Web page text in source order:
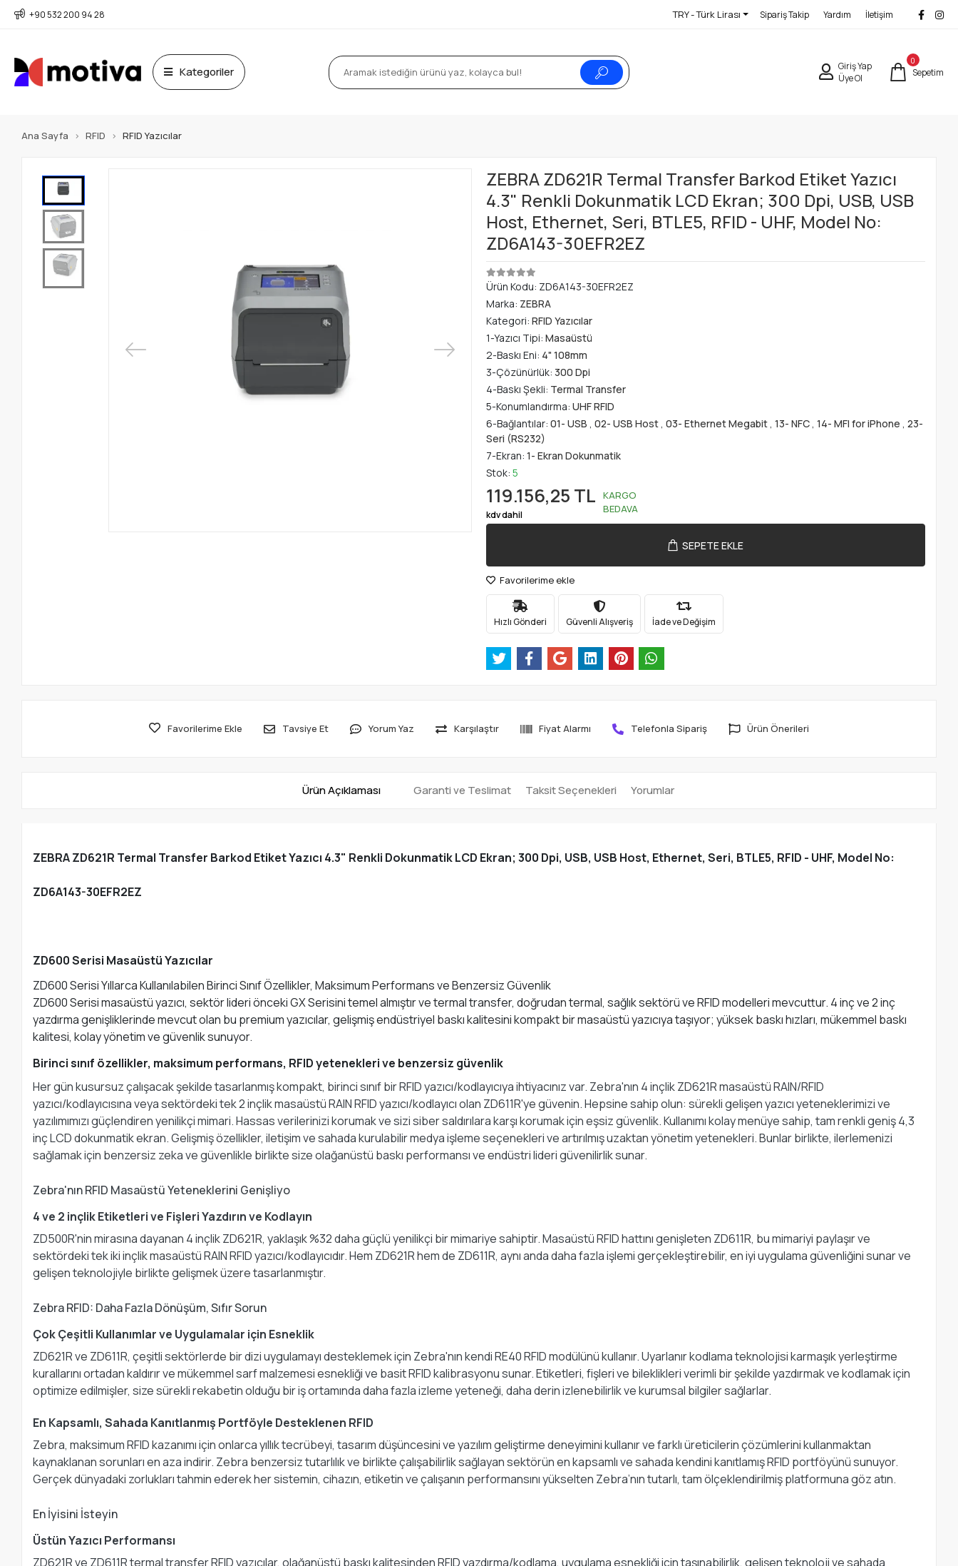
+90 532 200 94 28 TRY - Türk Lirası Sipariş Takip Yardım İletişim
Kategoriler
Giriş Yap
Üye Ol
0
Sepetim
Ana Sayfa RFID RFID Yazıcılar
ZEBRA ZD621R Termal Transfer Barkod Etiket Yazıcı
4.3" Renkli Dokunmatik LCD Ekran; 300 Dpi, USB, USB
Host, Ethernet, Seri, BTLE5, RFID - UHF, Model No:
ZD6A143-30EFR2EZ
Ürün Kodu: ZD6A143-30EFR2EZ
Marka: ZEBRA
Kategori: RFID Yazıcılar
1-Yazıcı Tipi: Masaüstü
2-Baskı Eni: 4" 108mm
3-Çözünürlük: 300 Dpi
4-Baskı Şekli: Termal Transfer
5-Konumlandırma: UHF RFID
6-Bağlantılar: 01- USB , 02- USB Host, 03- Ethernet Megabit, 13- NFC, 14- MFI for iPhone , 23-
Seri (RS232)
7-Ekran: 1- Ekran Dokunmatik
Stok: 5
119.156,25 TL
kdv dahil
KARGO
BEDAVA
SEPETE EKLE
Favorilerime ekle
Hızlı Gönderi Güvenli Alışveriş İade ve Değişim
Favorilerime Ekle Tavsiye Et Yorum Yaz Karşılaştır Fiyat Alarmı Telefonla Sipariş Ürün Önerileri
Ürün Açıklaması Garanti ve Teslimat Taksit Seçenekleri Yorumlar
ZEBRA ZD621R Termal Transfer Barkod Etiket Yazıcı 4.3" Renkli Dokunmatik LCD Ekran; 300 Dpi, USB, USB Host, Ethernet, Seri, BTLE5, RFID - UHF, Model No:
ZD6A143-30EFR2EZ
ZD600 Serisi Masaüstü Yazıcılar
ZD600 Serisi Yıllarca Kullanılabilen Birinci Sınıf Özellikler, Maksimum Performans ve Benzersiz Güvenlik
ZD600 Serisi masaüstü yazıcı, sektör lideri önceki GX Serisini temel almıştır ve termal transfer, doğrudan termal, sağlık sektörü ve RFID modelleri mevcuttur. 4 inç ve 2 inç
yazdırma genişliklerinde mevcut olan bu premium yazıcılar, gelişmiş endüstriyel baskı kalitesini kompakt bir masaüstü yazıcıya taşıyor; yüksek baskı hızları, mükemmel baskı
kalitesi, kolay yönetim ve güvenlik sunuyor.
Birinci sınıf özellikler, maksimum performans, RFID yetenekleri ve benzersiz güvenlik
Her gün kusursuz çalışacak şekilde tasarlanmış kompakt, birinci sınıf bir RFID yazıcı/kodlayıcıya ihtiyacınız var. Zebra'nın 4 inçlik ZD621R masaüstü RAIN/RFID
yazıcı/kodlayıcısına veya sektördeki tek 2 inçlik masaüstü RAIN RFID yazıcı/kodlayıcı olan ZD611R'ye güvenin. Hepsine sahip olun: sürekli gelişen yazıcı yeteneklerimizi ve
yazılımımızı güçlendiren yenilikçi mimari. Hassas verilerinizi korumak ve sizi siber saldırılara karşı korumak için eşsiz güvenlik. Kullanımı kolay menüye sahip, tam renkli geniş 4,3
inç LCD dokunmatik ekran. Gelişmiş özellikler, iletişim ve sahada kurulabilir medya işleme seçenekleri ve artırılmış uzaktan yönetim yetenekleri. Bunlar birlikte, ilerlemenizi
sağlamak için benzersiz zeka ve güvenlikle birlikte size olağanüstü baskı performansı ve endüstri lideri güvenilirlik sunar.
Zebra'nın RFID Masaüstü Yeteneklerini Genişliyo
4 ve 2 inçlik Etiketleri ve Fişleri Yazdırın ve Kodlayın
ZD500R'nin mirasına dayanan 4 inçlik ZD621R, yaklaşık %32 daha güçlü yenilikçi bir mimariye sahiptir. Masaüstü RFID hattını genişleten ZD611R, bu mimariyi paylaşır ve
sektördeki tek iki inçlik masaüstü RAIN RFID yazıcı/kodlayıcıdır. Hem ZD621R hem de ZD611R, aynı anda daha fazla işlemi gerçekleştirebilir, en iyi uygulama güvenliğini sunar ve
gelişen teknolojiyle birlikte gelişmek üzere tasarlanmıştır.
Zebra RFID: Daha Fazla Dönüşüm, Sıfır Sorun
Çok Çeşitli Kullanımlar ve Uygulamalar için Esneklik
ZD621R ve ZD611R, çeşitli sektörlerde bir dizi uygulamayı desteklemek için Zebra'nın kendi RE40 RFID modülünü kullanır. Uyarlanır kodlama teknolojisi karmaşık yerleştirme
kurallarını ortadan kaldırır ve mükemmel sarf malzemesi esnekliği ve basit RFID kalibrasyonu sunar. Etiketleri, fişleri ve bileklikleri verimli bir şekilde yazdırmak ve kodlamak için
optimize edilmişler, size sürekli rekabetin olduğu bir iş ortamında daha fazla izleme yeteneği, daha derin izlenebilirlik ve kurumsal bilgiler sağlarlar.
En Kapsamlı, Sahada Kanıtlanmış Portföyle Desteklenen RFID
Zebra, maksimum RFID kazanımı için onlarca yıllık tecrübeyi, tasarım düşüncesini ve yazılım geliştirme deneyimini kullanır ve farklı üreticilerin çözümlerini kullanmaktan
kaynaklanan sorunları en aza indirir. Zebra benzersiz tutarlılık ve birlikte çalışabilirlik sağlayan sektörün en kapsamlı ve sahada kendini kanıtlamış RFID portföyünü sunuyor.
Gerçek dünyadaki zorlukları tahmin ederek her sistemin, cihazın, etiketin ve çalışanın performansını yükselten Zebra’nın tutarlı, tam ölçeklendirilmiş platformuna göz atın.
En İyisini İsteyin
Üstün Yazıcı Performansı
ZD621R ve ZD611R termal transfer RFID yazıcılar, olağanüstü baskı kalitesinden RFID yazdırma/kodlama, uygulama esnekliği için taşınabilirlik, gelişen teknoloji ve sahada